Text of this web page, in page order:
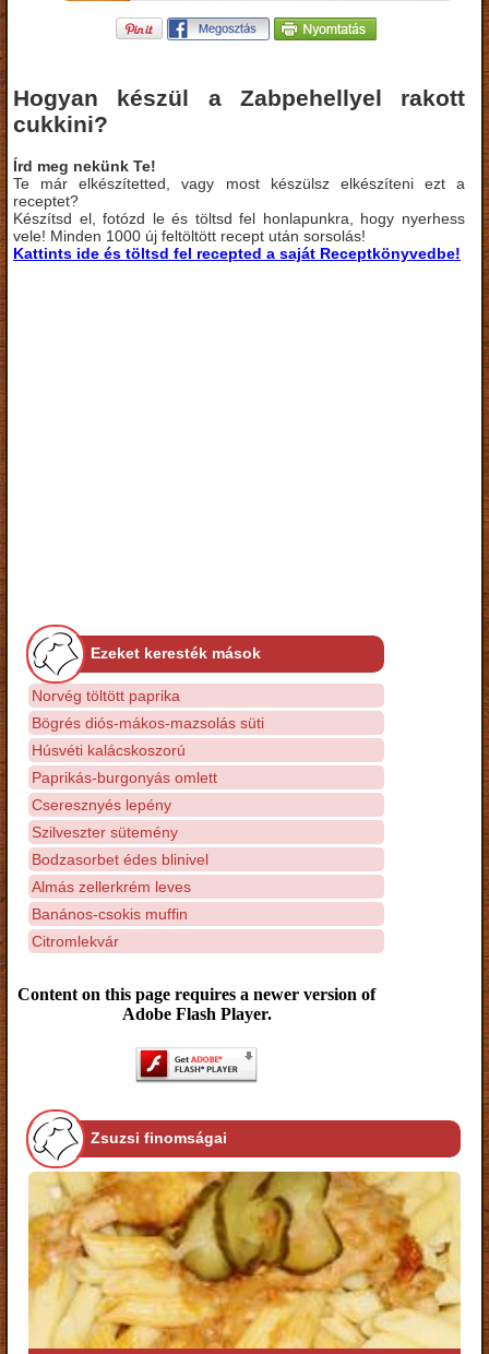
Hogyan készül a Zabpehellyel rakott
cukkini?
Írd meg nekünk Te!
Te már elkészítetted, vagy most készülsz elkészíteni ezt a
receptet?
Készítsd el, fotózd le és töltsd fel honlapunkra, hogy nyerhess
vele! Minden 1000 új feltöltött recept után sorsolás!
Kattints ide és töltsd fel recepted a saját Receptkönyvedbe!
Ezeket keresték mások
Norvég töltött paprika
Bögrés diós-mákos-mazsolás süti
Húsvéti kalácskoszorú
Paprikás-burgonyás omlett
Cseresznyés lepény
Szilveszter sütemény
Bodzasorbet édes blinivel
Almás zellerkrém leves
Banános-csokis muffin
Citromlekvár
Content on this page requires a newer version of
Adobe Flash Player.
Zsuzsi finomságai